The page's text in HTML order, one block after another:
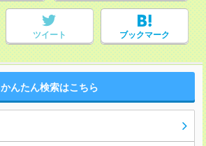
ツイート ブックマーク
かんたん検索はこちら